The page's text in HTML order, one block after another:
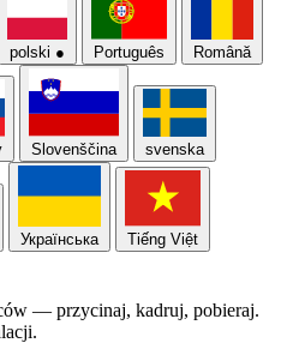
polski ● Português Română
Slovenščina svenska
Українська Tiếng Việt
— przycinaj, kadruj, pobieraj.